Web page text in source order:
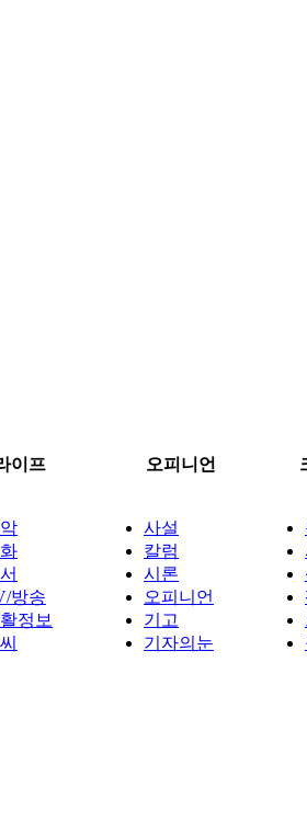
이프 오피니언
방송
정보
사설
칼럼
시론
오피니언
기고
기자의눈